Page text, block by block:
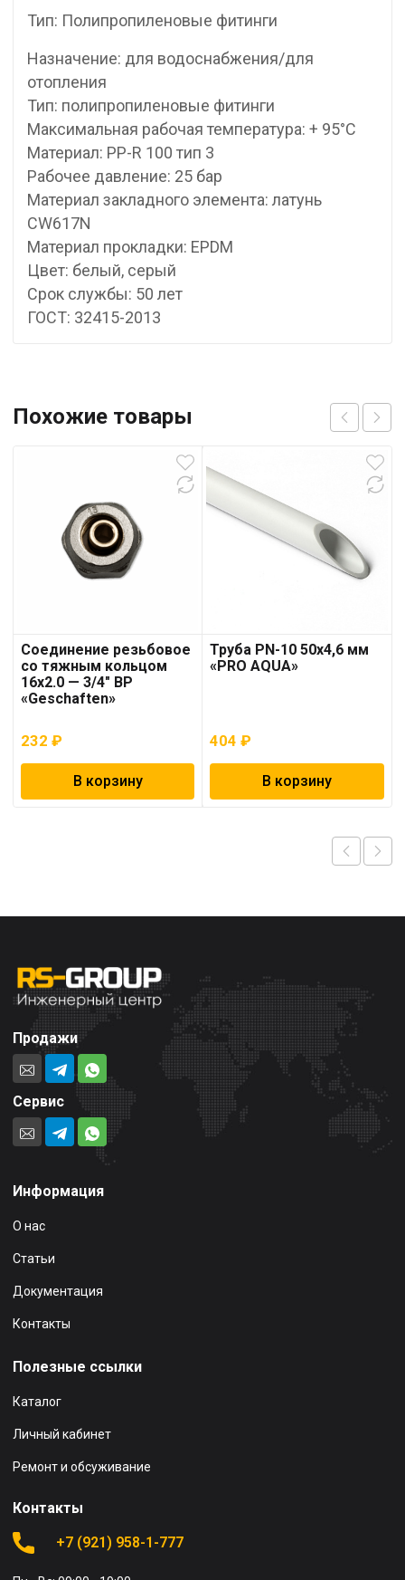
Тип: Полипропиленовые фитинги
Назначение: для водоснабжения/для
отопления
Тип: полипропиленовые фитинги
Максимальная рабочая температура: + 95°С
Материал: PP-R 100 тип 3
Рабочее давление: 25 бар
Материал закладного элемента: латунь
CW617N
Материал прокладки: EPDM
Цвет: белый, серый
Срок службы: 50 лет
ГОСТ: 32415-2013
Похожие товары
Соединение резьбовое
со тяжным кольцом
16х2.0 — 3/4″ ВР
«Geschaften»
232 ₽
В корзину
Труба PN-10 50х4,6 мм
«PRO AQUA»
404₽
В корзину
Продажи
Сервис
Информация
О нас
Статьи
Документация
Контакты
Полезные ссылки
Каталог
Личный кабинет
Ремонт и обсуживание
Контакты
+7 (921) 958-1-777